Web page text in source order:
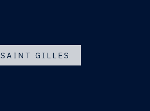
SAINT GILLES